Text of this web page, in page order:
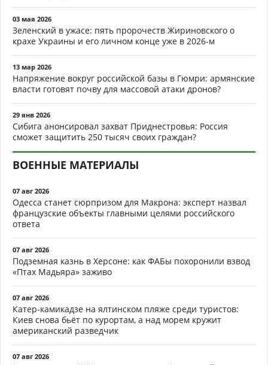
03 мая 2026
Зеленский в ужасе: пять пророчеств Жириновского о
крахе Украины и его личном конце уже в 2026-м
13 мар 2026
Напряжение вокруг российской базы в Гюмри: армянские
власти готовят почву для массовой атаки дронов?
29 янв 2026
Сибига анонсировал захват Приднестровья: Россия
сможет защитить 250 тысяч своих граждан?
ВОЕННЫЕ МАТЕРИАЛЫ
07 авг 2026
Одесса станет сюрпризом для Макрона: эксперт назвал
французские объекты главными целями российского
ответа
07 авг 2026
Подземная казнь в Херсоне: как ФАБы похоронили взвод
«Птах Мадьяра» заживо
07 авг 2026
Катер-камикадзе на ялтинском пляже среди туристов:
Киев снова бьёт по курортам, а над морем кружит
американский разведчик
07 авг 2026